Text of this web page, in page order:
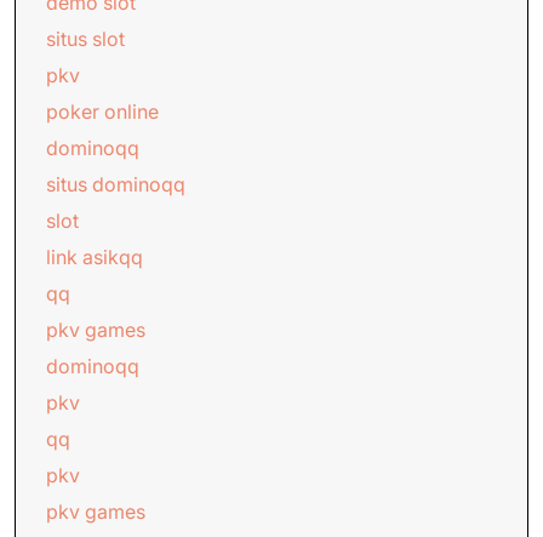
situs slot
pkv
poker online
dominoqq
situs dominoqq
slot
link asikqq
qq
pkv games
dominoqq
pkv
qq
pkv
pkv games